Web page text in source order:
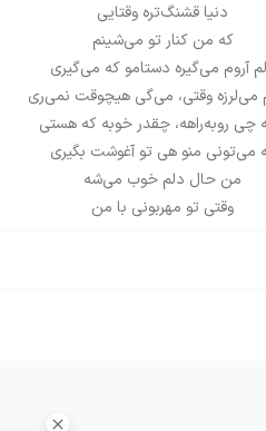
دنیا قشنگ‌تره وقتایی
که من کنار تو می‌شینم
آروم می‌گیره دستامو که می‌گیری
می‌لرزه وقتی، می‌گی هیچوقت نمی‌ری
چی روبه‌راهه، چقدر خوبه که هستی
می‌تونی منو هی تو آغوشت بگیری
من حال دلم خوب می‌شه
وقتی تو مهربونی با من